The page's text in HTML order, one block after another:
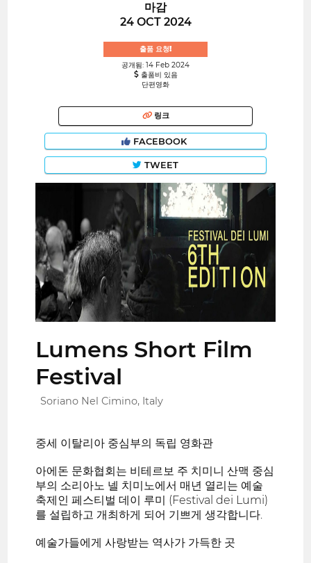
마감
24 OCT 2024
출품 요청!
공개됨: 14 Feb 2024
출품비 있음
단편영화
링크
FACEBOOK
TWEET
Lumens Short Film
Festival
Soriano Nel Cimino, Italy
중세 이탈리아 중심부의 독립 영화관
아에돈 문화협회는 비테르보 주 치미니 산맥 중심
부의 소리아노 넬 치미노에서 매년 열리는 예술
축제인 페스티벌 데이 루미 (Festival dei Lumi)
를 설립하고 개최하게 되어 기쁘게 생각합니다.
예술가들에게 사랑받는 역사가 가득한 곳